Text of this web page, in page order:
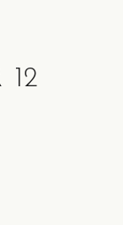
12